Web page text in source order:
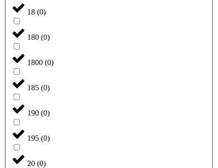
18 (0)
180 (0)
1800 (0)
185 (0)
190 (0)
195 (0)
20 (0)